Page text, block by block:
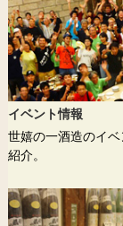
イベント情報
世嬉の一酒造のイ
紹介。